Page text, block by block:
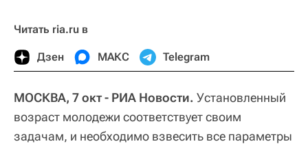
Читать ria.ru в
Дзен МАКС Telegram
МОСКВА, 7 окт - РИА Новости. Установленный
возраст молодежи соответствует своим
задачам, и необходимо взвесить все параметры